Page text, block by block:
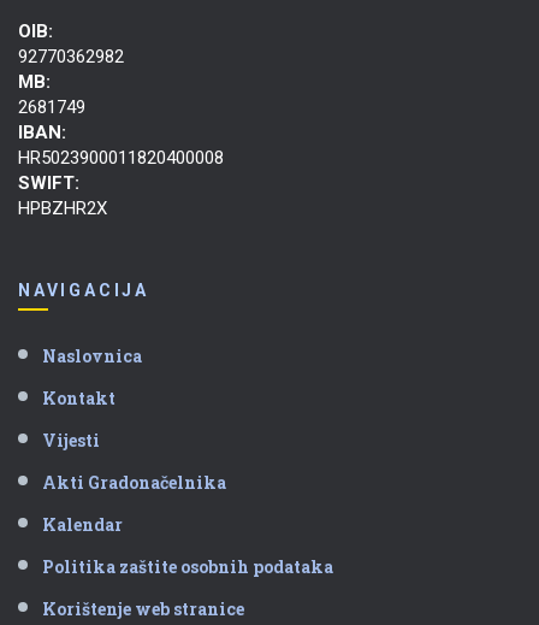
OIB:
92770362982
MB:
2681749
IBAN:
HR5023900011820400008
SWIFT:
HPBZHR2X
NAVIGACIJA
Naslovnica
Kontakt
Vijesti
Akti Gradonačelnika
Kalendar
Politika zaštite osobnih podataka
Korištenje web stranice